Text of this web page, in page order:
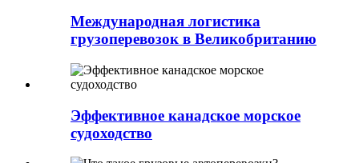
Международная логистика
грузоперевозок в Великобританию
Эффективное канадское морское
судоходство